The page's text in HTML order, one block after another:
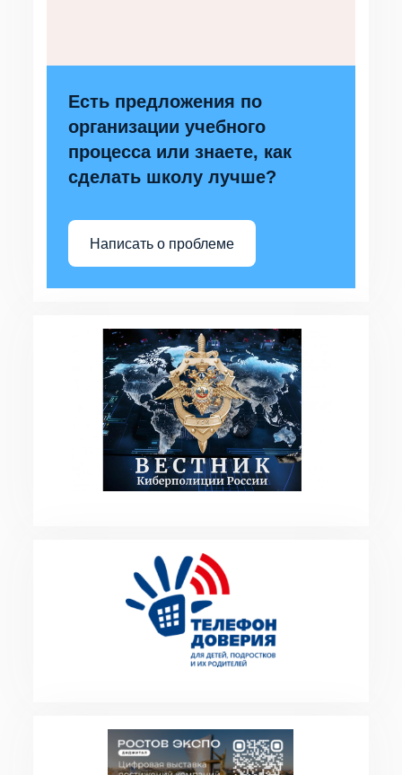
Есть предложения по
организации учебного
процесса или знаете, как
сделать школу лучше?
Написать о проблеме